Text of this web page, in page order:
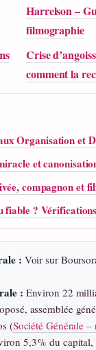
Harrelson –
filmographie
Crise
comment la
Organisation et
et
compagnon et
fiable ?
: Voir sur
: Environ 22
assemblée
(Société Générale
5,3 % du